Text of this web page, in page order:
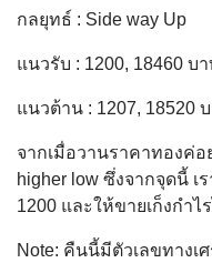
กลยุทธ์ : Side way Up
แนวรับ : 1200, 18460 บ
แนวต้าน : 1207, 18520
จากเมื่อวานราคาทองค่
higher low ซึ่งจากจุดนี้
1200 และให้ขายเก็งกำไ
Note: คืนนี้มีตัวเลขทาง